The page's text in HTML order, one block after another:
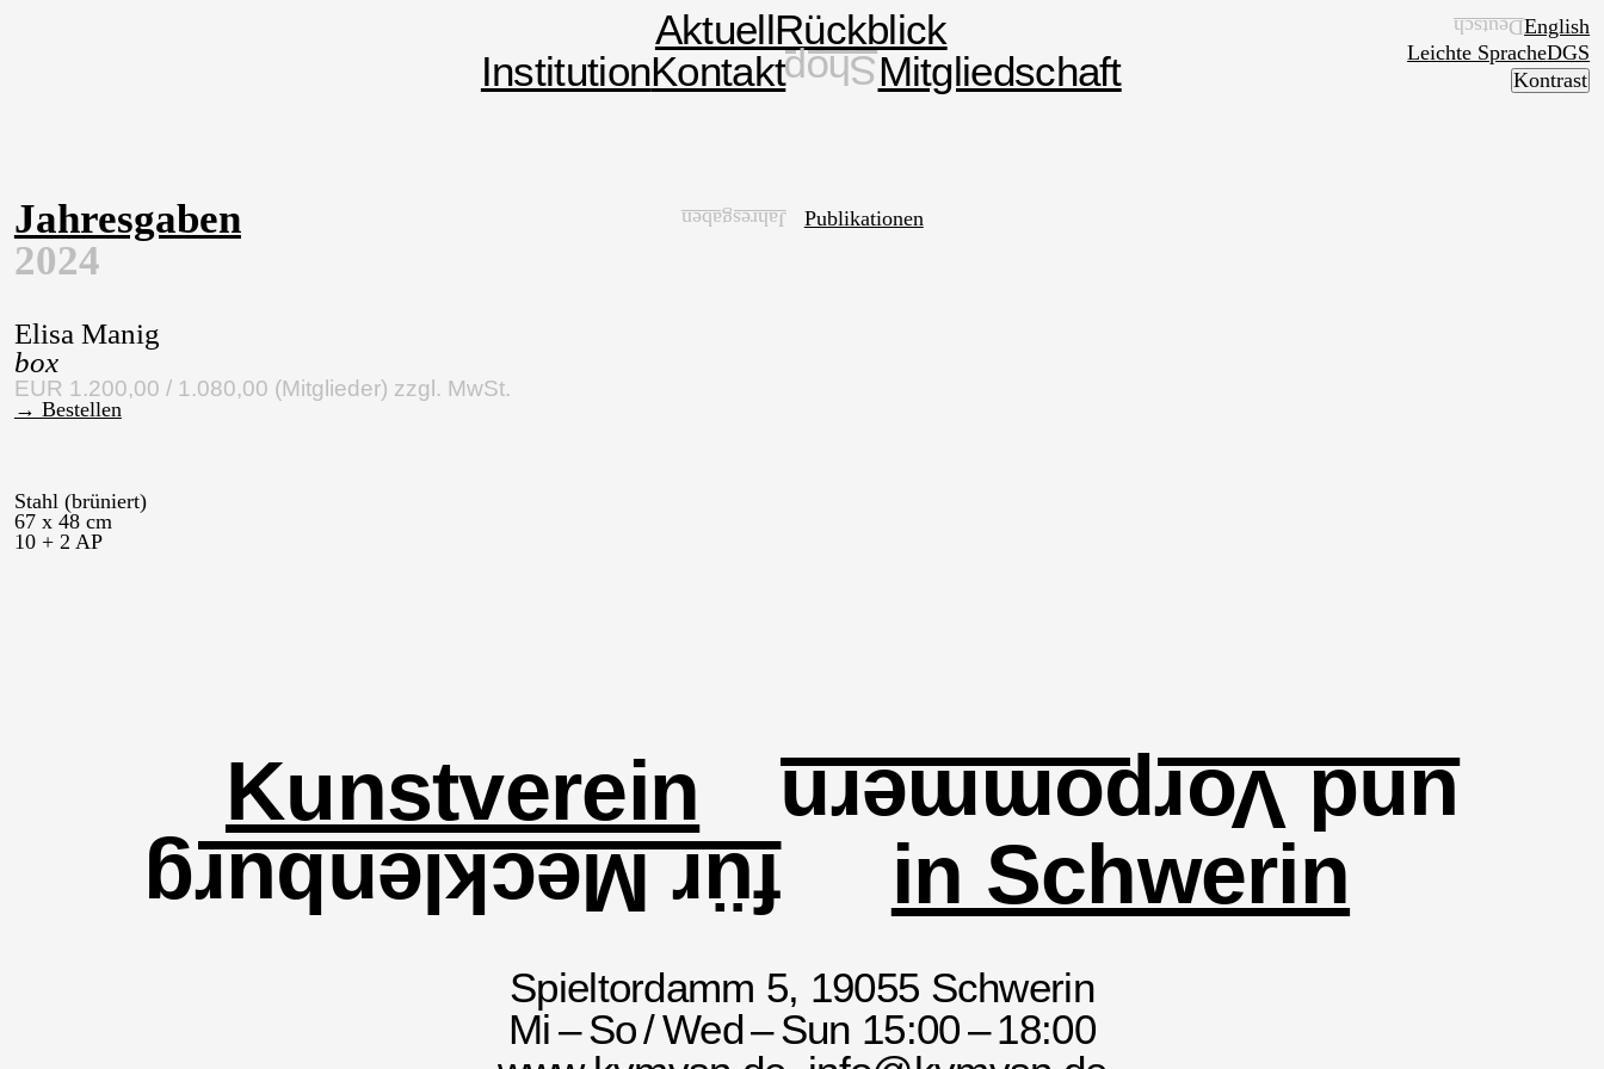
AktuellRückblick
InstitutionKontaktShopMitgliedschaft
DeutschEnglish
Leichte SpracheDGS
Kontrast
Jahresgaben Publikationen
Jahresgaben
2024
Elisa Manig
box
EUR 1.200,00 / 1.080,00 (Mitglieder) zzgl. MwSt.
→ Bestellen
Stahl (brüniert)
67 x 48 cm
10 + 2 AP
Kunstverein
für Mecklenburg
und Vorpommern
in Schwerin
Spieltordamm 5, 19055 Schwerin
Mi – So / Wed – Sun 15:00 – 18:00